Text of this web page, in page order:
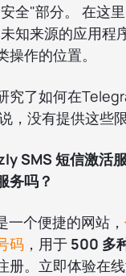
全"部分。 在这
知来源的应用程
作的位置。
究了如何在
，没有提供这些
SMS 短信激活
务吗？
一个便捷的网站，
码 ，用于 500 多
册。立即体验在